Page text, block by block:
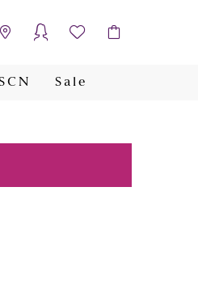
Sale